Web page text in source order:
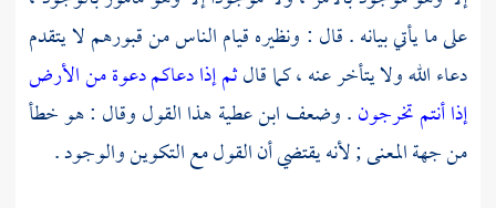
على ما يأتي بيانه . قال : ونظيره قيام الناس من قبورهم لا يتقدم
دعاء الله ولا يتأخر عنه ، كما قالثم إذا دعاكم دعوة من الأرض
إذا أنتم تخرجون. وضعفابن عطيةهذا القول وقال : هو خطأ
من جهة المعنى ; لأنه يقتضي أن القول مع التكوين والوجود .